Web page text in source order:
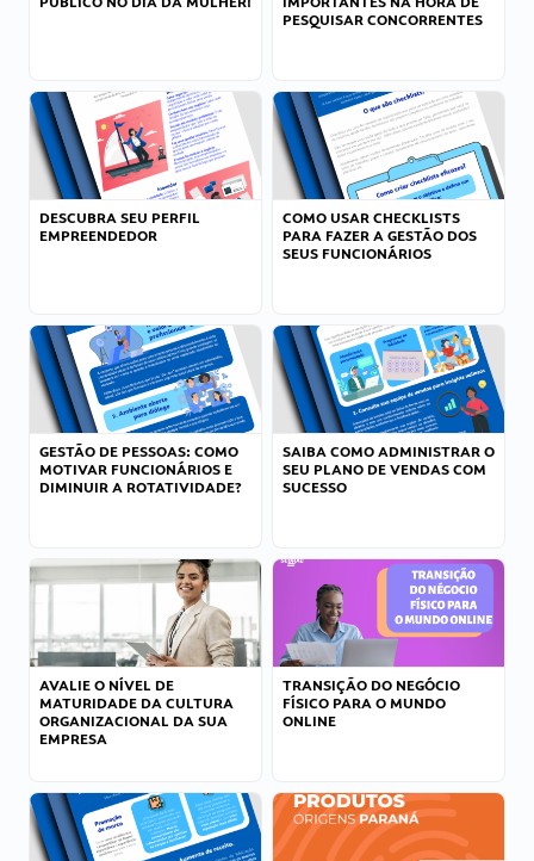
PESQUISAR CONCORRENTES
DESCUBRA SEU PERFIL
EMPREENDEDOR
COMO USAR CHECKLISTS
PARA FAZER A GESTÃO DOS
SEUS FUNCIONÁRIOS
GESTÃO DE PESSOAS: COMO
MOTIVAR FUNCIONÁRIOS E
DIMINUIR A ROTATIVIDADE?
SAIBA COMO ADMINISTRAR O
SEU PLANO DE VENDAS COM
SUCESSO
AVALIE O NÍVEL DE
MATURIDADE DA CULTURA
ORGANIZACIONAL DA SUA
EMPRESA
TRANSIÇÃO DO NEGÓCIO
FÍSICO PARA O MUNDO
ONLINE